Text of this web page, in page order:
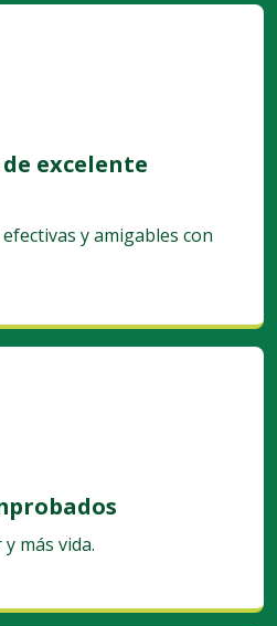
excelente
más vida.